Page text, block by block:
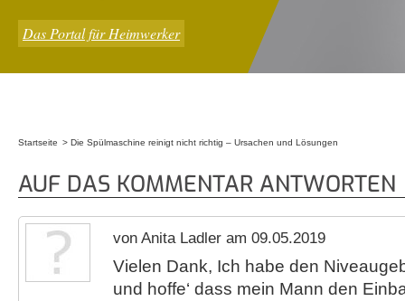
Das Portal für Heimwerker
Startseite Die Spülmaschine reinigt nicht richtig – Ursachen und Lösungen
AUF DAS KOMMENTAR ANTWORTEN
von Anita Ladler am 09.05.2019
Vielen Dank, Ich habe den
und hoffe‘ dass mein Mann den